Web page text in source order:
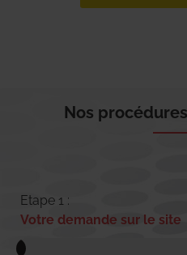
Nos
Etape 1 :
Votre demande sur le site